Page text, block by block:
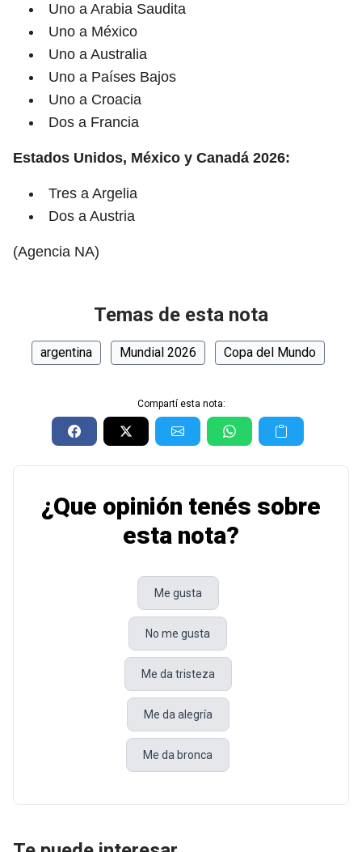
Uno a Arabia Saudita
Uno a México
Uno a Australia
Uno a Países Bajos
Uno a Croacia
Dos a Francia
Estados Unidos, México y Canadá 2026:
Tres a Argelia
Dos a Austria
(Agencia NA)
Temas de esta nota
argentina Mundial 2026 Copa del Mundo
Compartí esta nota:
¿Que opinión tenés sobre
esta nota?
Me gusta
No me gusta
Me da tristeza
Me da alegría
Me da bronca